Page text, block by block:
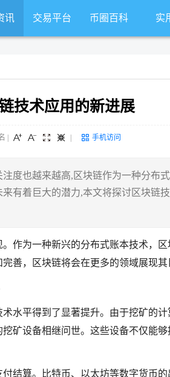
讯 交易平台 币圈百科 实
技术应用的新进展
手机访问
度也越来越高,区块链作为一种分布
有着巨大的潜力,本文将探讨区块链技
作为一种新兴的分布式账本技术，
善，区块链将会在更多的领域展现其
水平得到了显著提升。由于挖矿的计
矿设备相继问世。这些设备不仅能
结算。比特币、以太坊等数字货币